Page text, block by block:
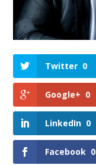
Twitter 0
Google+ 0
LinkedIn 0
Facebook 0